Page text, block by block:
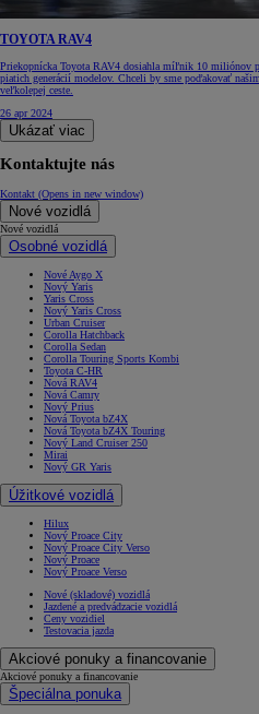
TOYOTA RAV4
Priekopnícka Toyota RAV4 dosiahla míľnik 10 miliónov
piatich generácií modelov. Chceli by sme poďakovať
veľkolepej ceste.
26 apr 2024
Ukázať viac
Kontaktujte nás
Kontakt (Opens in new window)
Nové vozidlá
Nové vozidlá
Osobné vozidlá
Nové Aygo X
Nový Yaris
Yaris Cross
Nový Yaris Cross
Urban Cruiser
Corolla Hatchback
Corolla Sedan
Corolla Touring Sports Kombi
Toyota C-HR
Nová RAV4
Nová Camry
Nový Prius
Nová Toyota bZ4X
Nová Toyota bZ4X Touring
Nový Land Cruiser 250
Mirai
Nový GR Yaris
Úžitkové vozidlá
Hilux
Nový Proace City
Nový Proace City Verso
Nový Proace
Nový Proace Verso
Nové (skladové) vozidlá
Jazdené a predvádzacie vozidlá
Ceny vozidiel
Testovacia jazda
Akciové ponuky a financovanie
Akciové ponuky a financovanie
Špeciálna ponuka